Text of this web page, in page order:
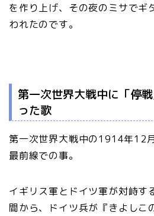
を作り上げ、その夜のミサでギ
われたのです。
第一次世界大戦中に「停
った歌
第一次世界大戦中の1914年12
最前線での事。
イギリス軍とドイツ軍が対峙す
間から、ドイツ兵が『きよしこ